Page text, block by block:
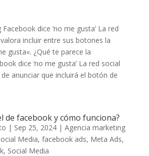
dice ‘no me gusta’ La red
incluir entre sus botones la
gusta«. ¿Qué te parece la
dice ‘no me gusta’ La red social
anunciar que incluirá el botón de
de facebook y cómo funciona?
| Sep 25, 2024| Agencia marketing
Media, facebook ads, Meta Ads,
, Social Media